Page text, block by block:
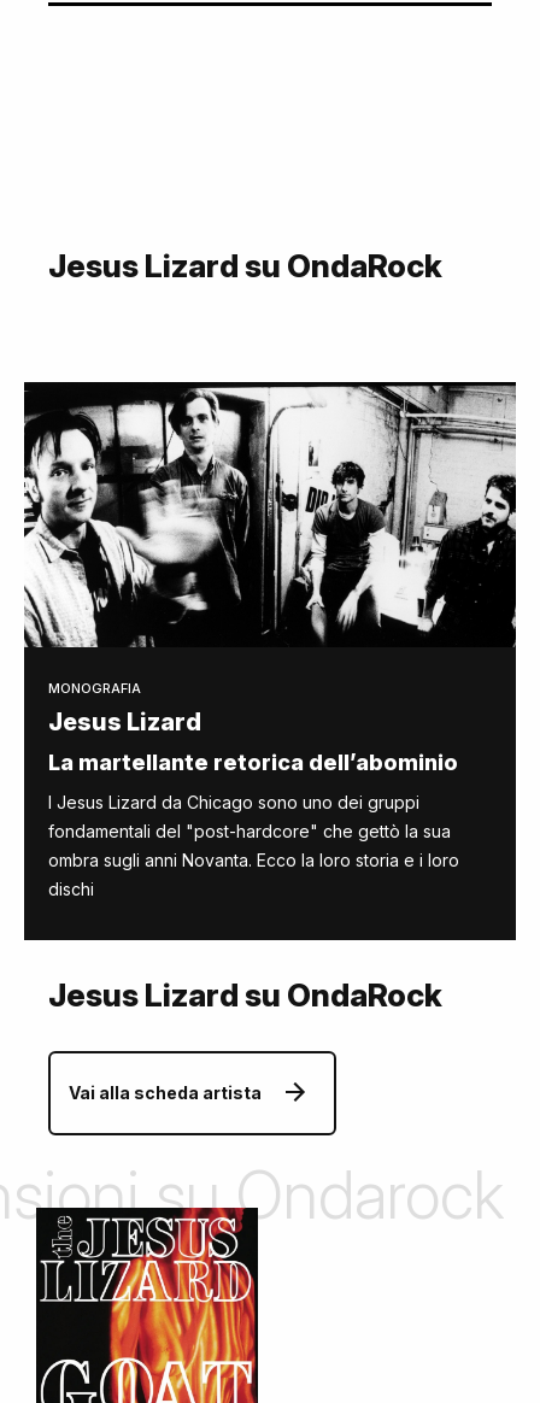
Jesus Lizard su OndaRock
MONOGRAFIA
Jesus Lizard
La martellante retorica dell’abominio
I Jesus Lizard da Chicago sono uno dei gruppi
fondamentali del "post-hardcore" che gettò la sua
ombra sugli anni Novanta. Ecco la loro storia e i loro
dischi
Jesus Lizard su OndaRock
Vai alla scheda artista
su Ondarock